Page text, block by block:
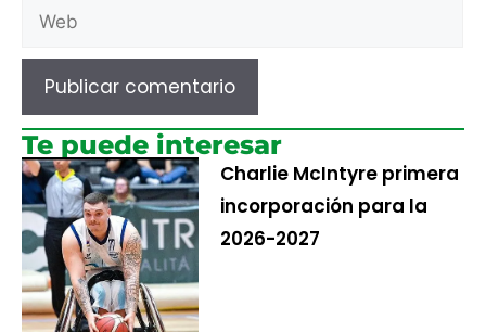
Te puede interesar
Charlie McIntyre primera
incorporación para la
2026-2027